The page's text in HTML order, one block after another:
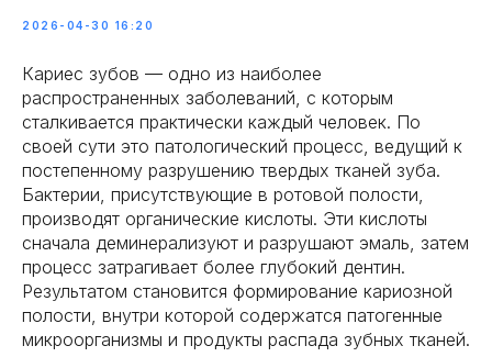
2026-04-30 16:20
Кариес зубов — одно из наиболее
распространенных заболеваний, с которым
сталкивается практически каждый человек. По
своей сути это патологический процесс, ведущий к
постепенному разрушению твердых тканей зуба.
Бактерии, присутствующие в ротовой полости,
производят органические кислоты. Эти кислоты
сначала деминерализуют и разрушают эмаль, затем
процесс затрагивает более глубокий дентин.
Результатом становится формирование кариозной
полости, внутри которой содержатся патогенные
микроорганизмы и продукты распада зубных тканей.